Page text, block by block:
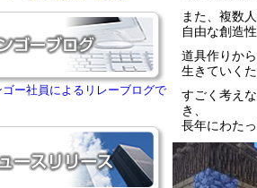
また、複数
自由な創造
道具作りか
生きていく
すごく考え
き、
長年にわた
ゴー社員によるリレーブログで